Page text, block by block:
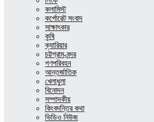
কলামিস্ট
কর্পোরেট সংবাদ
সাক্ষাৎকার
কৃষি
ক্যারিয়ার
চট্টগ্রাম-বন্দর
গণপরিবহন
আন্তর্জাতিক
খেলাধুলা
বিনোদন
সম্পাদকীয়
কিংবদন্তির কথা
ভিডিও নিউজ